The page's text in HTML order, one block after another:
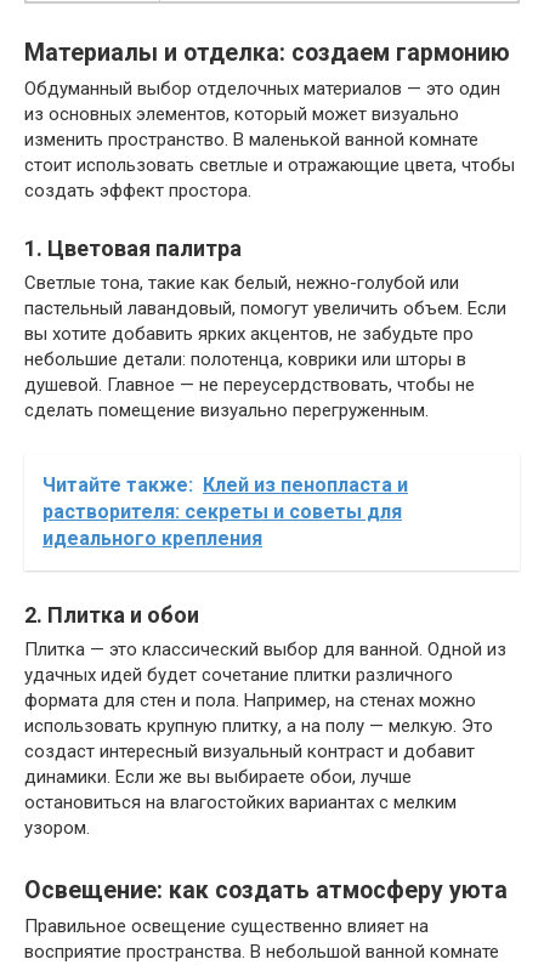
Материалы и отделка: создаем гармонию
Обдуманный выбор отделочных материалов — это один
из основных элементов, который может визуально
изменить пространство. В маленькой ванной комнате
стоит использовать светлые и отражающие цвета, чтобы
создать эффект простора.
1. Цветовая палитра
Светлые тона, такие как белый, нежно-голубой или
пастельный лавандовый, помогут увеличить объем. Если
вы хотите добавить ярких акцентов, не забудьте про
небольшие детали: полотенца, коврики или шторы в
душевой. Главное — не переусердствовать, чтобы не
сделать помещение визуально перегруженным.
Читайте также:
Клей из пенопласта и
растворителя: секреты и советы для
идеального крепления
2. Плитка и обои
Плитка — это классический выбор для ванной. Одной из
удачных идей будет сочетание плитки различного
формата для стен и пола. Например, на стенах можно
использовать крупную плитку, а на полу — мелкую. Это
создаст интересный визуальный контраст и добавит
динамики. Если же вы выбираете обои, лучше
остановиться на влагостойких вариантах с мелким
узором.
Освещение: как создать атмосферу уюта
Правильное освещение существенно влияет на
восприятие пространства. В небольшой ванной комнате